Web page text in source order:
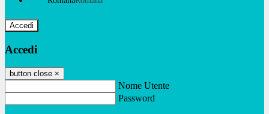
Accedi
Accedi
button close ×
Nome Utente
Password